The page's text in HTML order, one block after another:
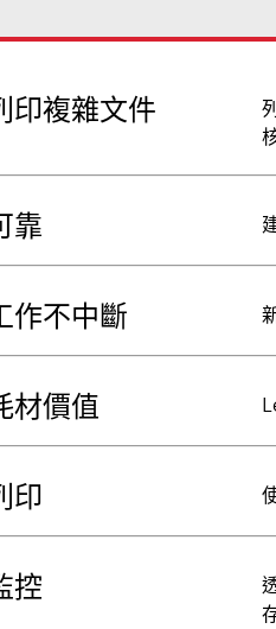
印複雜文件
靠
作不中斷
材價值
印
控